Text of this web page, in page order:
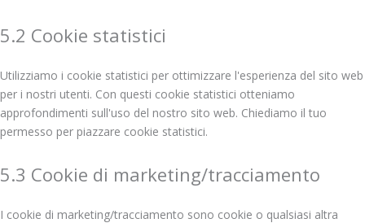
5.2 Cookie statistici
Utilizziamo i cookie statistici per ottimizzare l'esperienza del sito web
per i nostri utenti. Con questi cookie statistici otteniamo
approfondimenti sull'uso del nostro sito web. Chiediamo il tuo
permesso per piazzare cookie statistici.
5.3 Cookie di marketing/tracciamento
I cookie di marketing/tracciamento sono cookie o qualsiasi altra